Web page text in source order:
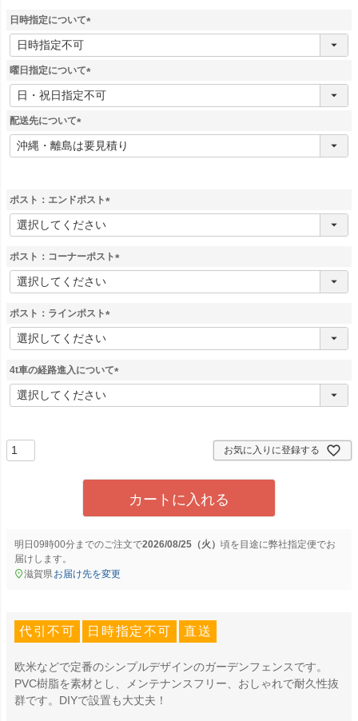
日時指定について
(
須
曜日指定について
(
必
配送先について
(
必
ポスト：エンドポスト
(
ポスト：コーナーポスト
(
ポスト：ラインポスト
(
)
4t車の経路進入について
(
お気に入りに登録する
カートに入れる
明日09時00分までのご注文で2026/08/25（火） に弊社指定便でお
届けします。
滋賀県 お届け先を変更
代引不可 日時指定不可 直送
欧米などで定番のシンプルデザインのガーデンフェンスです。
PVC樹脂を素材とし、メンテナンスフリー、おしゃれで耐久性抜
群です。DIYで設置も大丈夫！